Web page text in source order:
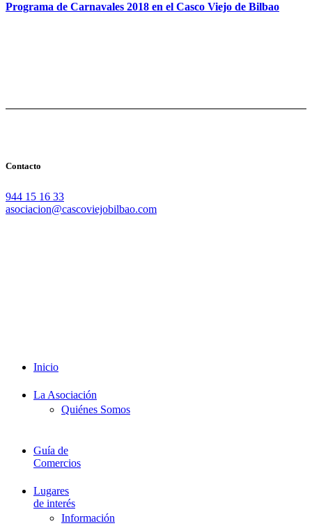
Programa de Carnavales 2018 en el Casco Viejo de Bilbao
Contacto
944 15 16 33
asociacion@cascoviejobilbao.com
Inicio
La Asociación
Quiénes Somos
Guía de
Comercios
Lugares
de interés
Información